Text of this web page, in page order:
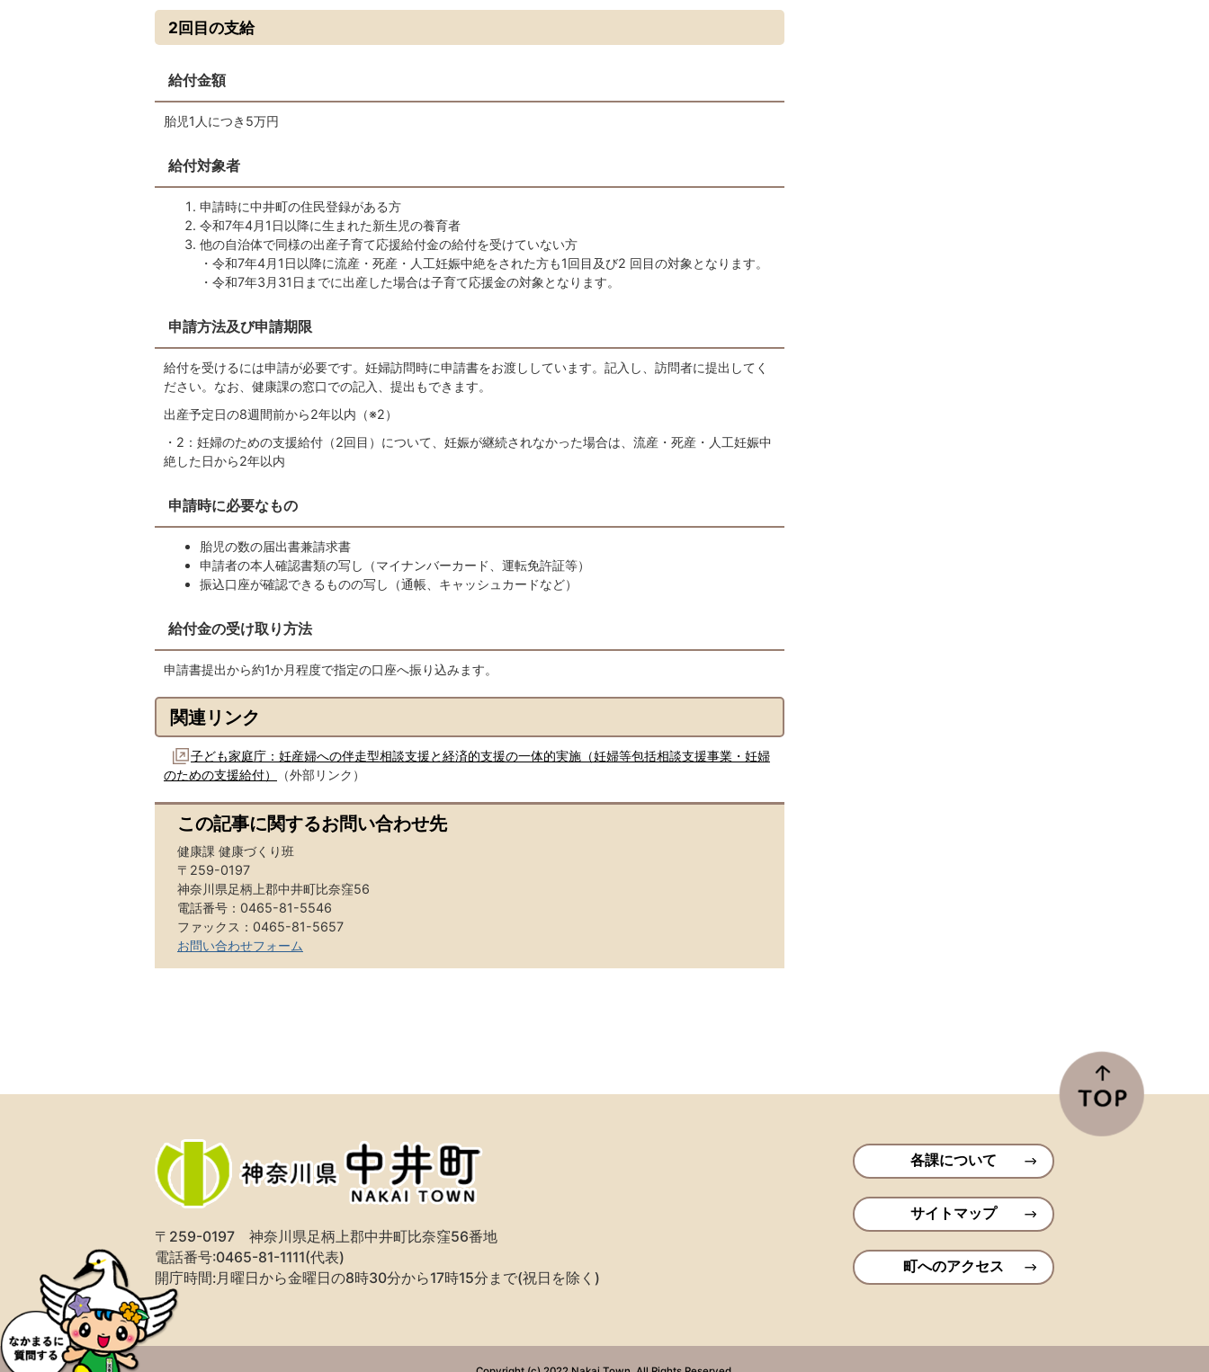
2回目の支給
給付金額
胎児1人につき5万円
給付対象者
申請時に中井町の住民登録がある方
令和7年4月1日以降に生まれた新生児の養育者
他の自治体で同様の出産子育て応援給付金の給付を受けていない方
・令和7年4月1日以降に流産・死産・人工妊娠中絶をされた方も1回目及び2 回目の対象となります。
・令和7年3月31日までに出産した場合は子育て応援金の対象となります。
申請方法及び申請期限
給付を受けるには申請が必要です。妊婦訪問時に申請書をお渡ししています。記入し、訪問者に提出してく
ださい。なお、健康課の窓口での記入、提出もできます。
出産予定日の8週間前から2年以内（※2）
・2：妊婦のための支援給付（2回目）について、妊娠が継続されなかった場合は、流産・死産・人工妊娠中
絶した日から2年以内
申請時に必要なもの
胎児の数の届出書兼請求書
申請者の本人確認書類の写し（マイナンバーカード、運転免許証等）
振込口座が確認できるものの写し（通帳、キャッシュカードなど）
給付金の受け取り方法
申請書提出から約1か月程度で指定の口座へ振り込みます。
関連リンク
子ども家庭庁：妊産婦への伴走型相談支援と経済的支援の一体的実施（妊婦等包括相談支援事業・妊婦
のための支援給付）
（外部リンク）
この記事に関するお問い合わせ先
健康課 健康づくり班
〒259-0197
神奈川県足柄上郡中井町比奈窪56
電話番号：0465-81-5546
ファックス：0465-81-5657
お問い合わせフォーム
〒259-0197 神奈川県足柄上郡中井町比奈窪56番地
電話番号:0465-81-1111(代表)
開庁時間:月曜日から金曜日の8時30分から17時15分まで(祝日を除く)
各課について
サイトマップ
町へのアクセス